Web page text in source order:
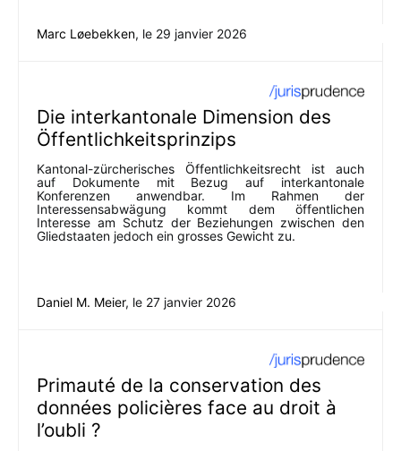
Marc Løebekken, le 29 janvier 2026
Die interkantonale Dimension des
Öffentlichkeitsprinzips
Kantonal-zürcherisches Öffentlichkeitsrecht ist auch
auf Dokumente mit Bezug auf interkantonale
Konferenzen anwendbar. Im Rahmen der
Interessensabwägung kommt dem öffentlichen
Interesse am Schutz der Beziehungen zwischen den
Gliedstaaten jedoch ein grosses Gewicht zu.
Daniel M. Meier, le 27 janvier 2026
Primauté de la conservation des
données policières face au droit à
l’oubli ?